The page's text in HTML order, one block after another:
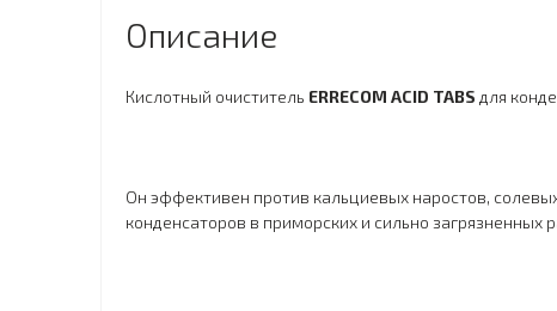
Описание
Кислотный очиститель ERRECOM ACID TABS для
Он эффективен против кальциевых наростов,
конденсаторов в приморских и сильно загрязненных